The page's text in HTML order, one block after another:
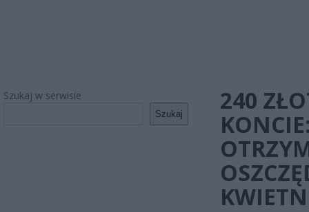
Szukaj w serwisie
Szukaj
240